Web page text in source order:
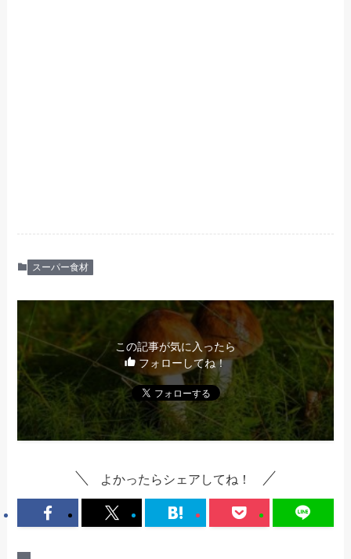
スーパー食材
この記事が気に入ったら
フォローしてね！
よかったらシェアしてね！